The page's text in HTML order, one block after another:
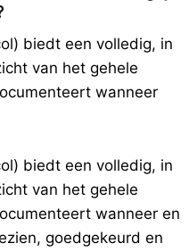
biedt een volledig, in
van het gehele
wanneer
biedt een volledig, in
van het gehele
wanneer en
goedgekeurd en